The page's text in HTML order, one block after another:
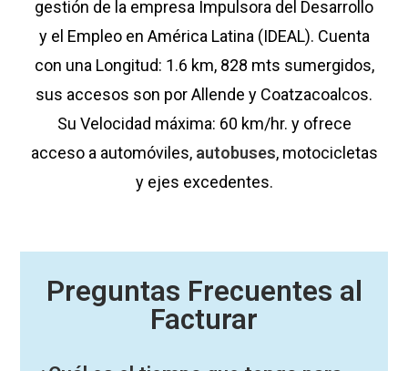
gestión de la empresa Impulsora del Desarrollo
y el Empleo en América Latina (IDEAL). Cuenta
con una Longitud: 1.6 km, 828 mts sumergidos,
sus accesos son por Allende y Coatzacoalcos.
Su Velocidad máxima: 60 km/hr. y ofrece
acceso a automóviles, autobuses, motocicletas
y ejes excedentes.
Preguntas Frecuentes al
Facturar